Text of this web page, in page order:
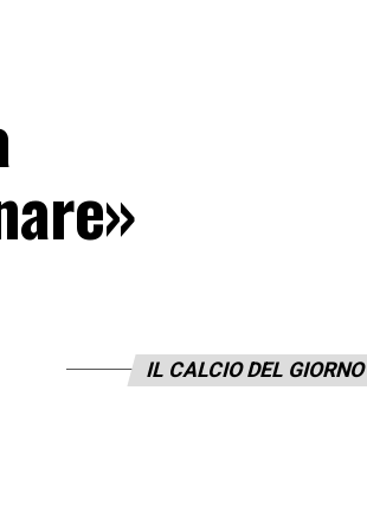
IL CALCIO DEL GIORNO